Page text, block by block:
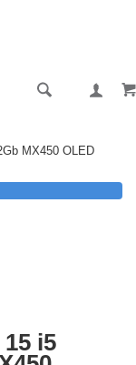
MX450 OLED
i5